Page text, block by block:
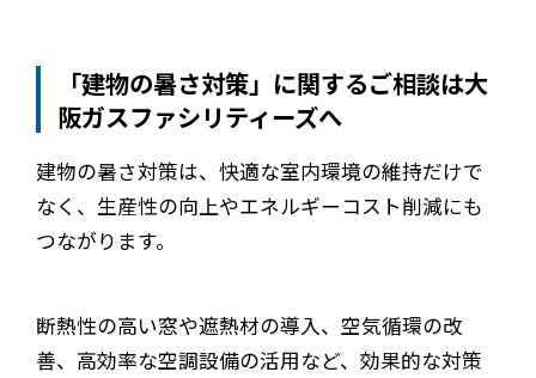
「建物の暑さ対策」に関するご相談は大
阪ガスファシリティーズへ
建物の暑さ対策は、快適な室内環境の維持だけで
なく、生産性の向上やエネルギーコスト削減にも
つながります。
断熱性の高い窓や遮熱材の導入、空気循環の改
善、高効率な空調設備の活用など、効果的な対策